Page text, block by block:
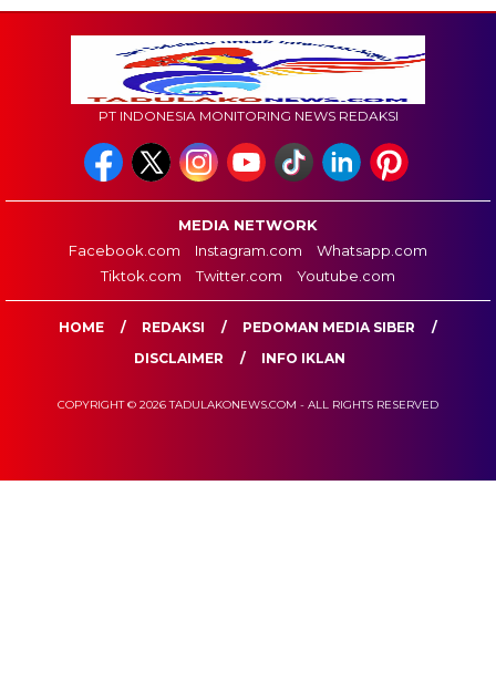
PT INDONESIA MONITORING NEWS REDAKSI
MEDIA NETWORK
Facebook.com
Instagram.com
Whatsapp.com
Tiktok.com
Twitter.com Youtube.com
HOME REDAKSI
PEDOMAN MEDIA SIBER
DISCLAIMER
INFO IKLAN
COPYRIGHT © 2026 TADULAKONEWS.COM - ALL RIGHTS RESERVED